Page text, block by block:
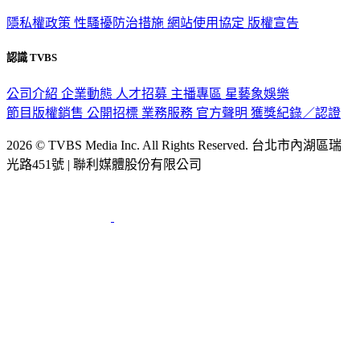
隱私權政策 性騷擾防治措施 網站使用協定 版權宣告
認識 TVBS
公司介紹 企業動態 人才招募 主播專區 星藝象娛樂
節目版權銷售 公開招標 業務服務 官方聲明 獲獎紀錄／認證
2026 © TVBS Media Inc. All Rights Reserved. 台北市內湖區瑞
光路451號 | 聯利媒體股份有限公司